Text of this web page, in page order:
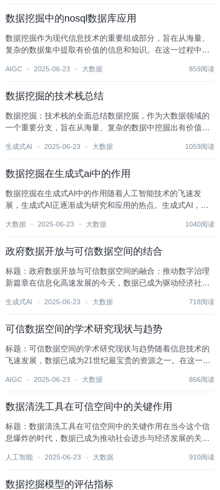
数据挖掘中的nosql数据库应用
数据挖掘作为现代信息技术的重要组成部分，旨在从海量、
复杂的数据集中提取有价值的信息和知识。在这一过程中，
来，传统的关系型数据库（SQL数据库）在某些场景下已难
AIGC 2025-06-23 大数据 859阅读
数据挖掘的技术栈总结
数据挖掘：技术栈的全面总结数据挖掘，作为大数据领域的
一个重要分支，旨在从海量、复杂的数据中挖掘出有价值的
杂而强大的技术栈。本文将全面总结数据挖掘的技术栈，从
生成式AI 2025-06-23 大数据 1059阅读
数据挖掘在生成式ai中的作用
数据挖掘在生成式AI中的作用随着人工智能技术的飞速发
展，生成式AI正逐渐成为研究和应用的热点。生成式AI，顾
统。这些系统通过学习大量数据，掌握了数据的内在规律和
大数据 2025-06-23 大数据 1040阅读
政府数据开放与可信数据空间的结合
标题：政府数据开放与可信数据空间的融合：推动数字治理
新篇章在信息化高速发展的今天，数据已成为驱动经济社会
开放不仅关乎透明度与公信力的提升，更是激发市场活力、
生成式AI 2025-06-23 大数据 718阅读
可信数据空间的学术研究现状与趋势
标题：可信数据空间的学术研究现状与趋势随着信息技术的
飞速发展，数据已成为21世纪最宝贵的资源之一。在这一背
应运而生，旨在构建一个安全、高效、可互操作的数据共享
AIGC 2025-06-23 大数据 866阅读
数据清洗工具在可信空间中的关键作用
标题：数据清洗工具在可信空间中的关键作用在当今这个信
息爆炸的时代，数据已成为推动社会进步与经济发展的关键
高质量的数据支持。然而，原始数据往往伴随着噪声、缺失
人工智能 2025-06-23 大数据 910阅读
数据挖掘模型的评估指标